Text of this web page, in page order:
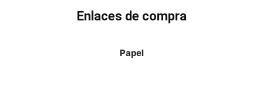
Enlaces de compra
Papel